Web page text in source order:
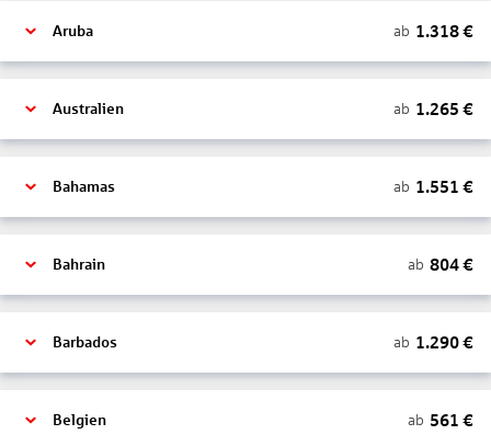
Aruba ab 1.318€
Australien ab 1.265 €
Bahamas ab 1.551 €
Bahrain ab 804€
Barbados ab 1.290€
Belgien ab 561 €